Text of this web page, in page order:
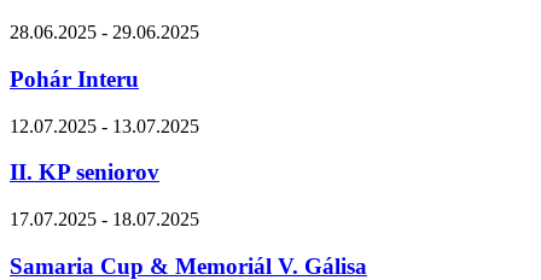
28.06.2025 - 29.06.2025
Pohár Interu
12.07.2025 - 13.07.2025
II. KP seniorov
17.07.2025 - 18.07.2025
Samaria Cup & Memoriál V. Gálisa